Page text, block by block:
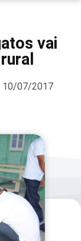
vai
10/07/2017